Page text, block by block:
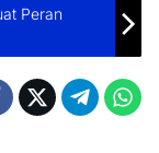
Peran